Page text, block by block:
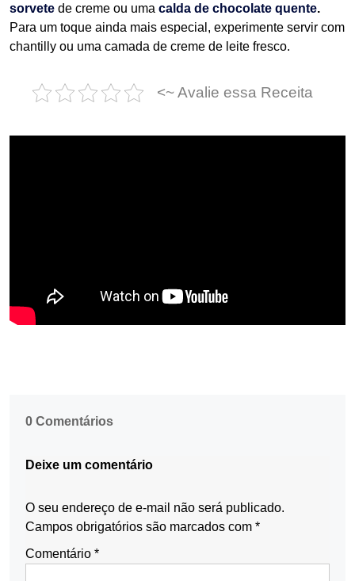
sorvete de creme ou uma calda de chocolate quente.
Para um toque ainda mais especial, experimente servir com
chantilly ou uma camada de creme de leite fresco.
<~ Avalie essa Receita
0 Comentários
Deixe um comentário
O seu endereço de e-mail não será publicado.
Campos obrigatórios são marcados com *
Comentário *